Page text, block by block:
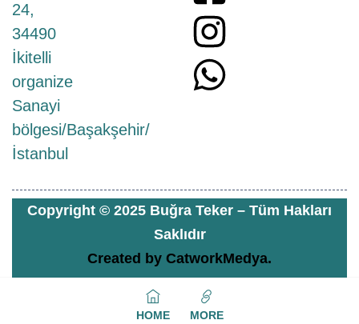
24,
34490
İkitelli
organize
Sanayi
bölgesi/Başakşehir/
İstanbul
Copyright © 2025 Buğra Teker – Tüm Hakları
Saklıdır
Created by CatworkMedya.
HOME MORE